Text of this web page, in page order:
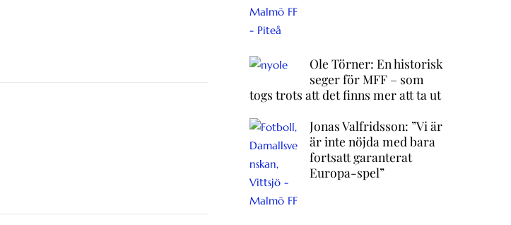
Ole Törner: En historisk
seger för MFF – som
togs trots att det finns mer att ta ut
Jonas Valfridsson: ”Vi är
är inte nöjda med bara
fortsatt garanterat
Europa-spel”